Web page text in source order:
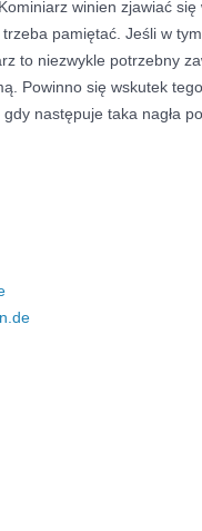
winien zjawiać
pamiętać. Jeśli w
to niezwykle potrzebny
Powinno się wskutek
następuje taka nagła